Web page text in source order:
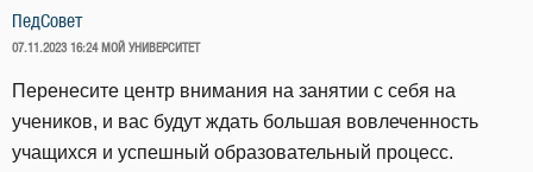
ПедСовет
ОПУБЛИКОВАНО
07.11.2023 16:24 МОЙ УНИВЕРСИТЕТ
Перенесите центр внимания на занятии с себя на
учеников, и вас будут ждать большая вовлеченность
учащихся и успешный образовательный процесс.